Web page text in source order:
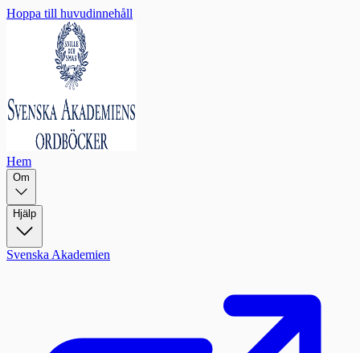
Hoppa till huvudinnehåll
Hem
Om
Hjälp
Svenska Akademien